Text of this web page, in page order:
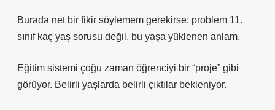
Burada net bir fikir söylemem gerekirse: problem 11.
sınıf kaç yaş sorusu değil, bu yaşa yüklenen anlam.
Eğitim sistemi çoğu zaman öğrenciyi bir “proje” gibi
görüyor. Belirli yaşlarda belirli çıktılar bekleniyor.